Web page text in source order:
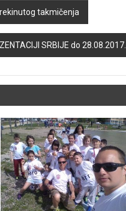
takmičenja
SRBIJE do 28.08.2017.